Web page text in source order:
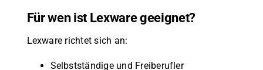
Für wen ist Lexware geeignet?
Lexware richtet sich an:
Selbstständige und Freiberufler